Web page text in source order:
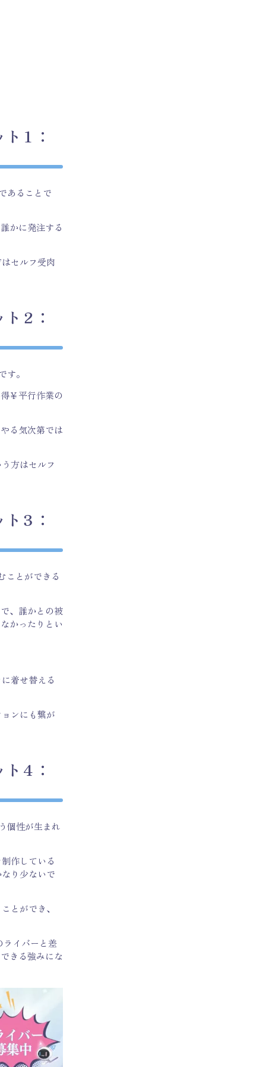
１：
あることで
かに発注する
セルフ受肉
２：
。
￥平行作業の
る気次第では
方はセルフ
３：
ことができる
、誰かとの被
かったりとい
着せ替える
ンにも繋が
４：
個性が生まれ
作している
り少ないで
とができ、
イバーと差
きる強みにな